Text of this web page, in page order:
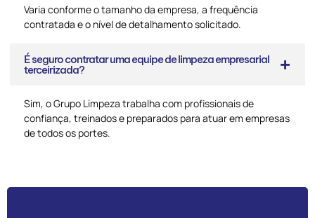
Varia conforme o tamanho da empresa, a frequência
contratada e o nível de detalhamento solicitado.
É seguro contratar uma equipe de limpeza empresarial
terceirizada?
Sim, o Grupo Limpeza trabalha com profissionais de
confiança, treinados e preparados para atuar em empresas
de todos os portes.